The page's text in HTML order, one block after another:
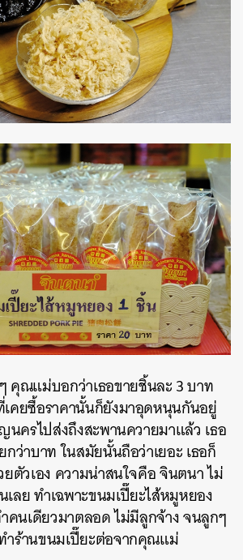
คุณแม่บอกว่าเธอขายชิ้นละ 3 บาท
คยซื้อราคานั้นก็ยังมาอุดหนุนกันอยู่
นครไปส่งถึงสะพานควายมาแล้ว เธอ
ว่าบาท ในสมัยนั้นถือว่าเยอะ เธอก็
ตัวเอง ความน่าสนใจคือ จินตนา ไม่
ลย ทำเฉพาะขนมเปี๊ยะไส้หมูหยอง
คนเดียวมาตลอด ไม่มีลูกจ้าง จนลูกๆ
ำร้านขนมเปี๊ยะต่อจากคุณแม่